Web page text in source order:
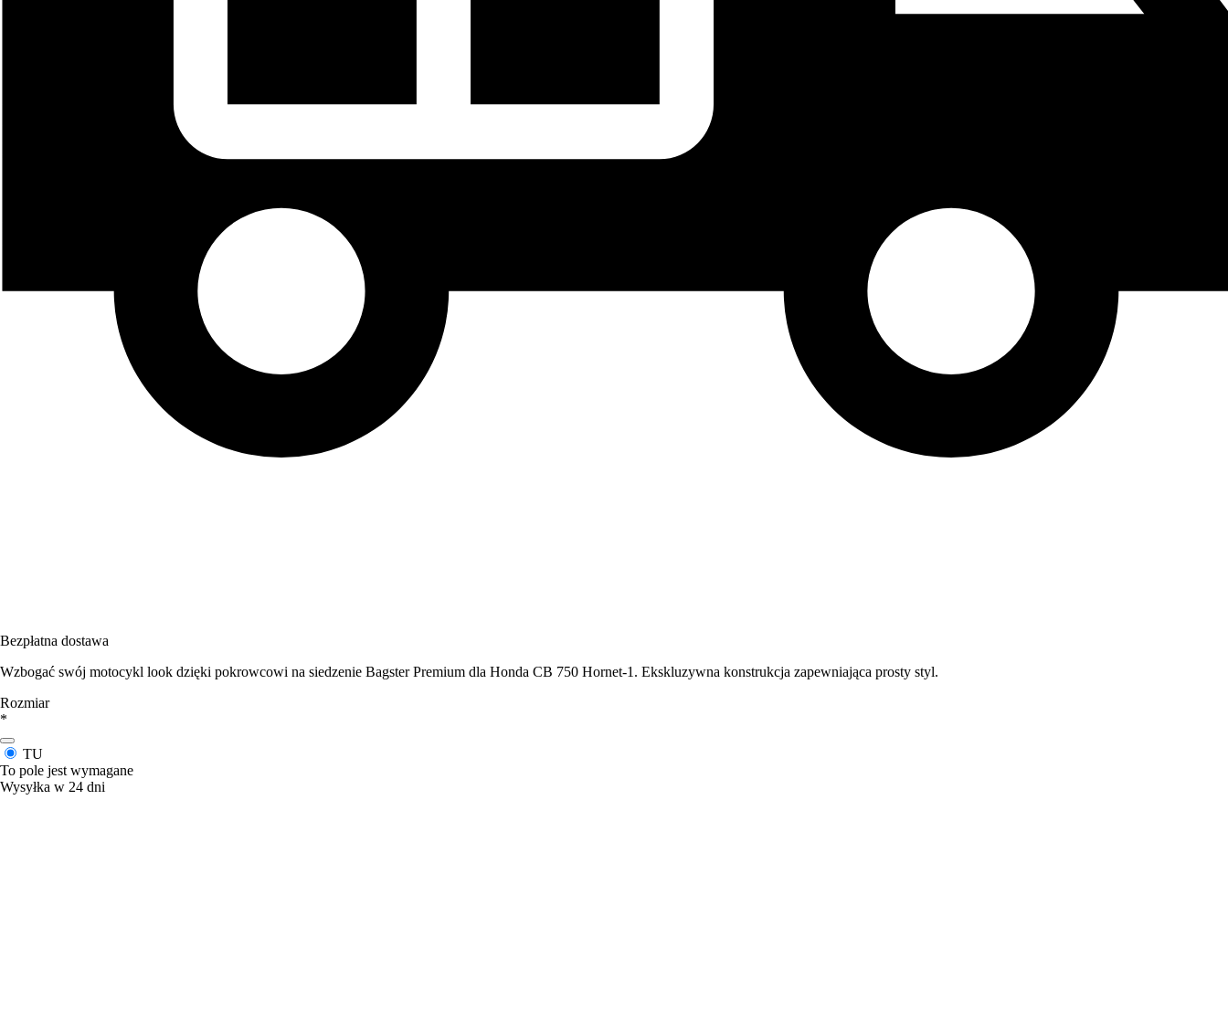
Bezpłatna dostawa
Wzbogać swój motocykl look dzięki pokrowcowi na siedzenie Bagster Premium dla Honda CB 750 Hornet-1. Ekskluzywna konstrukcja zapewniająca prosty styl.
Rozmiar
*
TU
To pole jest wymagane
Wysyłka w 24 dni